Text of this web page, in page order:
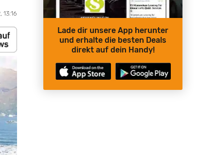
13:16
Lade dir unsere App herunter
und erhalte die besten Deals
direkt auf dein Handy!